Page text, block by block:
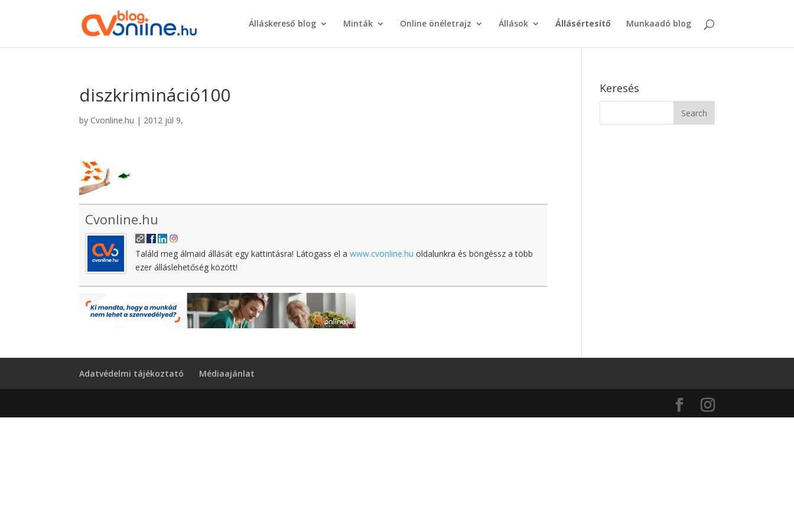
Álláskereső blog Minták Online önéletrajz Állások Állásértesítő Munkaadó blog
diszkrimináció100
by Cvonline.hu | 2012 júl 9,
Cvonline.hu
Találd meg álmaid állását egy kattintásra! Látogass el awww.cvonline.hu oldalunkra és böngéssz a több
ezer álláslehetőség között!
Keresés
Adatvédelmi tájékoztató Médiaajánlat